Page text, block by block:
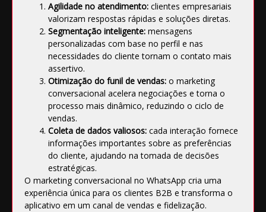
Agilidade no atendimento: clientes empresariais
valorizam respostas rápidas e soluções diretas.
Segmentação inteligente: mensagens
personalizadas com base no perfil e nas
necessidades do cliente tornam o contato mais
assertivo.
Otimização do funil de vendas: o marketing
conversacional acelera negociações e torna o
processo mais dinâmico, reduzindo o ciclo de
vendas.
Coleta de dados valiosos: cada interação fornece
informações importantes sobre as preferências
do cliente, ajudando na tomada de decisões
estratégicas.
O marketing conversacional no WhatsApp cria uma
experiência única para os clientes B2B e transforma o
aplicativo em um canal de vendas e fidelização.